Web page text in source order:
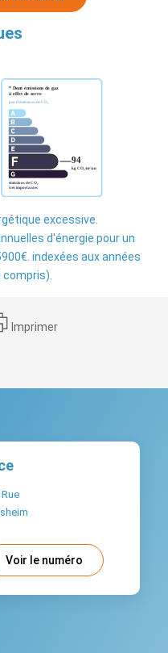
excessive.
d'énergie pour un
indexées aux années
Imprimer
Voir le numéro